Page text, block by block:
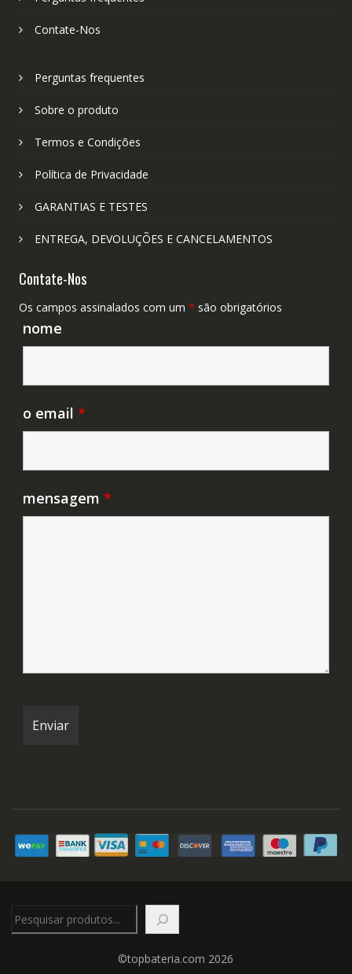
Contate-Nos
Perguntas frequentes
Sobre o produto
Termos e Condições
Política de Privacidade
GARANTIAS E TESTES
ENTREGA, DEVOLUÇÕES E CANCELAMENTOS
Contate-Nos
Os campos assinalados com um * são obrigatórios
nome
o email *
mensagem *
©topbateria.com 2026